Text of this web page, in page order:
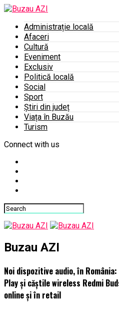
Administrație locală
Afaceri
Cultură
Eveniment
Exclusiv
Politică locală
Social
Sport
Știri din județ
Viața în Buzău
Turism
Connect with us
Buzau AZI
Noi dispozitive audio, în
Play și căștile wireless Redmi
online și în retail